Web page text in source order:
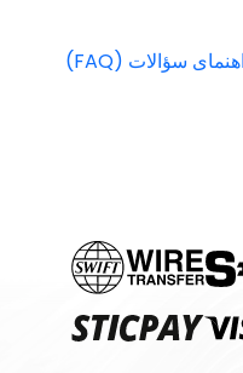
صفحه راهنمای سؤالات (FAQ)